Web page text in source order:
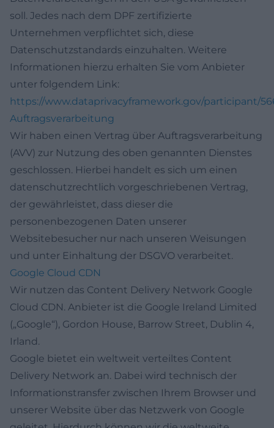
soll. Jedes nach dem DPF zertifizierte
Unternehmen verpflichtet sich, diese
Datenschutzstandards einzuhalten. Weitere
Informationen hierzu erhalten Sie vom Anbieter
unter folgendem Link:
https://www.dataprivacyframework.gov/participant/
Auftragsverarbeitung
Wir haben einen Vertrag über Auftragsverarbeitung
(AVV) zur Nutzung des oben genannten Dienstes
geschlossen. Hierbei handelt es sich um einen
datenschutzrechtlich vorgeschriebenen Vertrag,
der gewährleistet, dass dieser die
personenbezogenen Daten unserer
Websitebesucher nur nach unseren Weisungen
und unter Einhaltung der DSGVO verarbeitet.
Google Cloud CDN
Wir nutzen das Content Delivery Network Google
Cloud CDN. Anbieter ist die Google Ireland Limited
(„Google“), Gordon House, Barrow Street, Dublin 4,
Irland.
Google bietet ein weltweit verteiltes Content
Delivery Network an. Dabei wird technisch der
Informationstransfer zwischen Ihrem Browser und
unserer Website über das Netzwerk von Google